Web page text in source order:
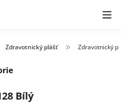
Zdravotnický plášť Zdravotnický
Bílý